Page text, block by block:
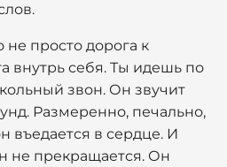
не просто дорога к
внутрь себя. Ты идешь по
звон. Он звучит
Размеренно, печально,
въедается в сердце. И
не прекращается. Он